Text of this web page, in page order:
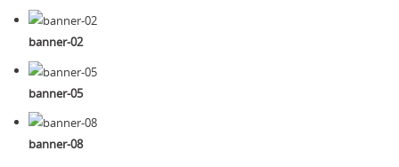
banner-02
banner-05
banner-08